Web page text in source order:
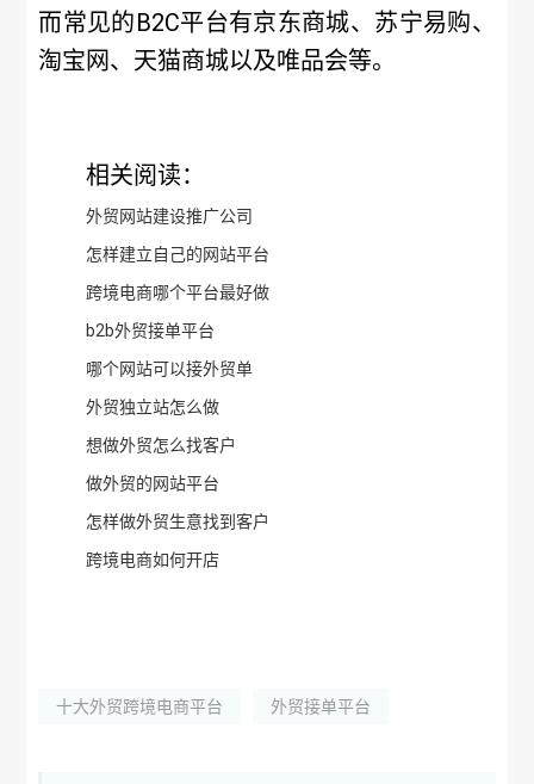
而常见的B2C平台有京东商城、苏宁易购、
淘宝网、天猫商城以及唯品会等。
相关阅读：
外贸网站建设推广公司
怎样建立自己的网站平台
跨境电商哪个平台最好做
b2b外贸接单平台
哪个网站可以接外贸单
外贸独立站怎么做
想做外贸怎么找客户
做外贸的网站平台
怎样做外贸生意找到客户
跨境电商如何开店
十大外贸跨境电商平台 外贸接单平台